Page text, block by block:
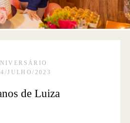
JULHO/2023
de Luiza